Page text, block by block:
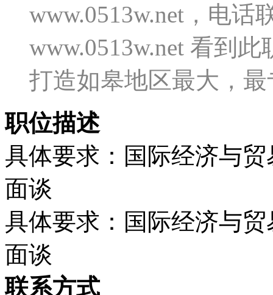
www.0513w.net，电
www.0513w.net 看到
打造如皋地区最大，
职位描述
具体要求：国际经济与
面谈
具体要求：国际经济与
面谈
联系方式